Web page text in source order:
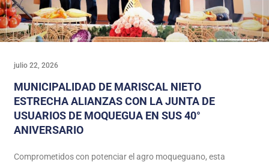
julio 22, 2026
MUNICIPALIDAD DE MARISCAL NIETO
ESTRECHA ALIANZAS CON LA JUNTA DE
USUARIOS DE MOQUEGUA EN SUS 40°
ANIVERSARIO
Comprometidos con potenciar el agro moqueguano, esta